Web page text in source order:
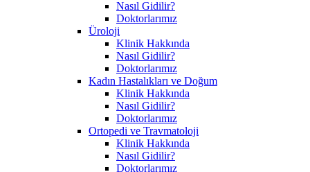
Nasıl Gidilir?
Doktorlarımız
Üroloji
Klinik Hakkında
Nasıl Gidilir?
Doktorlarımız
Kadın Hastalıkları ve Doğum
Klinik Hakkında
Nasıl Gidilir?
Doktorlarımız
Ortopedi ve Travmatoloji
Klinik Hakkında
Nasıl Gidilir?
Doktorlarımız